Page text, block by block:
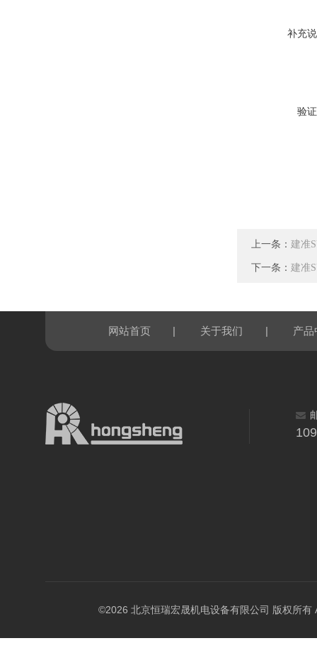
补充
验
上一条： 建准
下一条： 建准
网站首页 | 关于我们 | 产品
©2026 北京恒瑞宏晟机电设备有限公司 版权所有